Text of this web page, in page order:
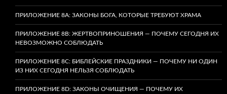
ПРИЛОЖЕНИЕ 8A: ЗАКОНЫ БОГА, КОТОРЫЕ ТРЕБУЮТ ХРАМА
ПРИЛОЖЕНИЕ 8B: ЖЕРТВОПРИНОШЕНИЯ — ПОЧЕМУ СЕГОДНЯ ИХ
НЕВОЗМОЖНО СОБЛЮДАТЬ
ПРИЛОЖЕНИЕ 8C: БИБЛЕЙСКИЕ ПРАЗДНИКИ — ПОЧЕМУ НИ ОДИН
ИЗ НИХ СЕГОДНЯ НЕЛЬЗЯ СОБЛЮДАТЬ
ПРИЛОЖЕНИЕ 8D: ЗАКОНЫ ОЧИЩЕНИЯ — ПОЧЕМУ ИХ